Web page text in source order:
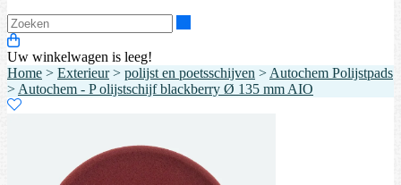
Uw winkelwagen is leeg!
Home > Exterieur> polijst en poetsschijven > Autochem Polijstpads
> Autochem - P olijstschijf blackberry Ø 135 mm AIO